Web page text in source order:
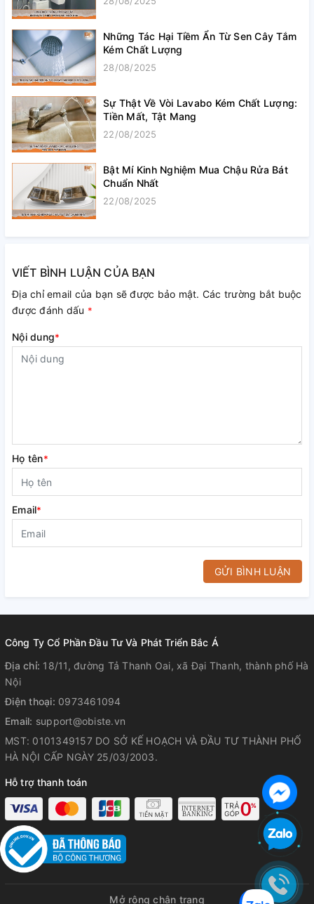
Những Tác Hại Tiềm Ẩn Từ Sen Cây Tắm
Kém Chất Lượng
28/08/2025
Sự Thật Về Vòi Lavabo Kém Chất Lượng:
Tiền Mất, Tật Mang
22/08/2025
Bật Mí Kinh Nghiệm Mua Chậu Rửa Bát
Chuẩn Nhất
22/08/2025
VIẾT BÌNH LUẬN CỦA BẠN
Địa chỉ email của bạn sẽ được bảo mật. Các trường bắt buộc
được đánh dấu *
Nội dung*
Họ tên*
Email*
GỬI BÌNH LUẬN
Công Ty Cổ Phần Đầu Tư Và Phát Triển Bắc Á
Địa chỉ: 18/11, đường Tả Thanh Oai, xã Đại Thanh, thành phố Hà
Nội
Điện thoại: 0973461094
Email: support@obiste.vn
MST: 0101349157 DO SỞ KẾ HOẠCH VÀ ĐẦU TƯ THÀNH PHỐ
HÀ NỘI CẤP NGÀY 25/03/2003.
Hỗ trợ thanh toán
Mở rộng chân trang